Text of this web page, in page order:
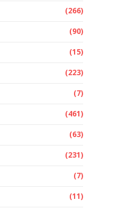
(266)
(90)
(15)
(223)
(7)
(461)
(63)
(231)
(7)
(11)